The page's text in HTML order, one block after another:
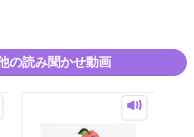
の読み聞かせ動画